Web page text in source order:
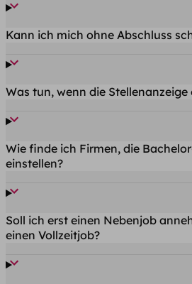
Kann ich mich ohne Abschluss
Was tun, wenn die
Wie finde ich Firmen, die
einstellen?
Soll ich erst einen Nebenjob
einen Vollzeitjob?